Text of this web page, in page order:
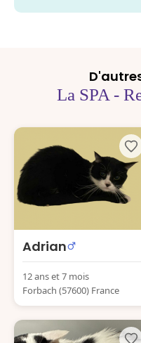
La SPA -
Adrian
12 ans et 7 mois
Forbach (57600) France